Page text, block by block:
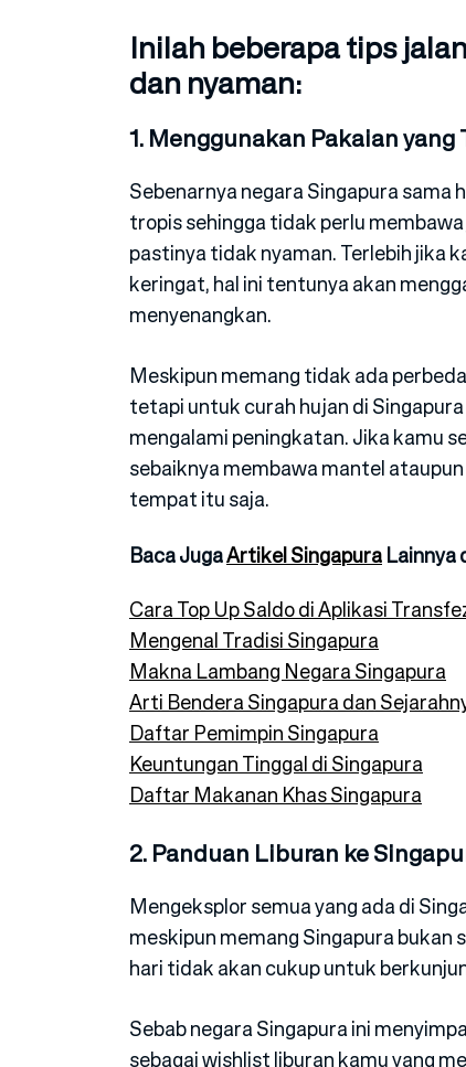
Inilah beberapa tips
dan nyaman:
1. Menggunakan Pakaian
Sebenarnya negara Singapura sama
tropis sehingga tidak perlu
pastinya tidak nyaman. Terlebih jika
keringat, hal ini tentunya akan
menyenangkan.
Meskipun memang tidak ada
tetapi untuk curah hujan di
mengalami peningkatan. Jika kamu
sebaiknya membawa mantel
tempat itu saja.
Baca JugaArtikel SingapuraLainnya
Cara Top Up Saldo di Aplikasi
Mengenal Tradisi Singapura
Makna Lambang Negara Singapura
Arti Bendera Singapura dan
Daftar Pemimpin Singapura
Keuntungan Tinggal di Singapura
Daftar Makanan Khas Singapura
2. Panduan Liburan ke
Mengeksplor semua yang ada di
meskipun memang Singapura bukan
hari tidak akan cukup untuk
Sebab negara Singapura ini
sebagai wishlist liburan kamu yang